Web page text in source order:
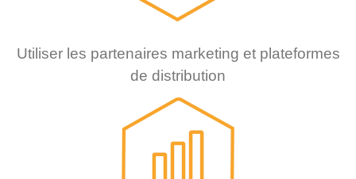
Utiliser les partenaires marketing et plateformes
de distribution